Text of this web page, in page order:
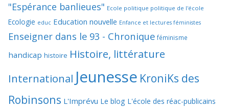
"Espérance banlieues" Ecole politique politique de l'école
Ecologie educ Education nouvelle Enfance et lectures féministes
Enseigner dans le 93 - Chronique féminisme
handicap histoire Histoire, littérature
International Jeunesse KroniKs des
Robinsons L'Imprévu Le blog L'école des réac-publicains